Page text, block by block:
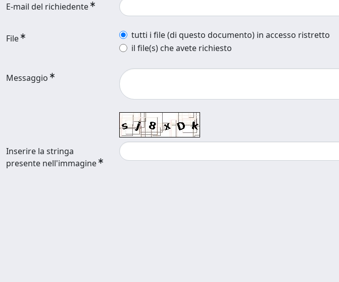
E-mail del richiedente
File
tutti i file (di questo documento) in accesso ristretto
il file(s) che avete richiesto
Messaggio
Inserire la stringa
presente nell'immagine